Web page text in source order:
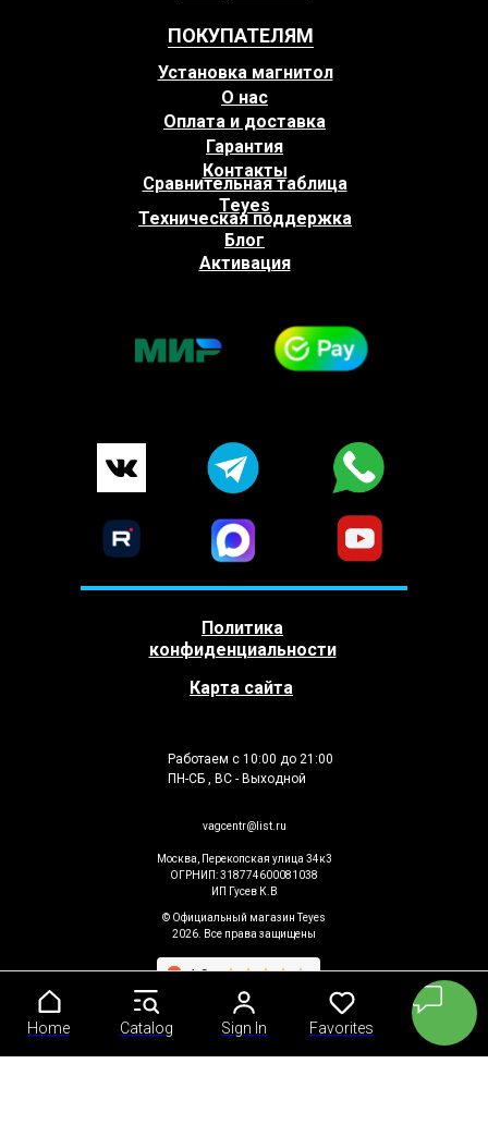
Home Catalog Sign In Favorites
Home Catalog Sign In Favorites
ПОКУПАТЕЛЯМ
Москва, Перекопская улица 34к3
ОГРНИП: 318774600081038
ИП Гусев К.В
vagcentr@list.ru
© Официальный магазин Teyes
2026. Все права защищены
Работаем с 10:00 до 21:00
ПН-СБ , ВС - Выходной
Политика
конфиденциальности
Карта сайта
Установка магнитол
Контакты
Сравнительная таблица
Teyes
Блог
Техническая поддержка
Активация
Оплата и доставка
О нас
Гарантия